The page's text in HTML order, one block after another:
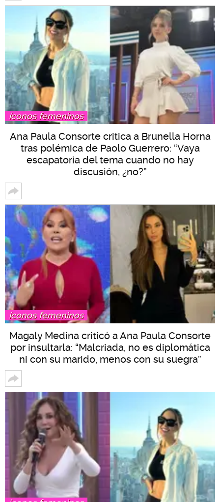
íconos femeninos
Ana Paula Consorte critica a Brunella Horna
tras polémica de Paolo Guerrero: “Vaya
escapatoria del tema cuando no hay
discusión, ¿no?”
íconos femeninos
Magaly Medina criticó a Ana Paula Consorte
por insultarla: “Malcriada, no es diplomática
ni con su marido, menos con su suegra”